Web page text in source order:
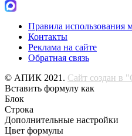
Правила использования
Контакты
Реклама на сайте
Обратная связь
© АПИК 2021. Сайт создан в
Вставить формулу как
Блок
Строка
Дополнительные настройки
Цвет формулы